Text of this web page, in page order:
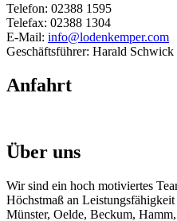
Telefon: 02388 1595
Telefax: 02388 1304
E-Mail: info@lodenkemper.com
Geschäftsführer: Harald Schwick
Anfahrt
Über uns
Wir sind ein hoch motiviertes
Höchstmaß an
Münster, Oelde, Beckum,